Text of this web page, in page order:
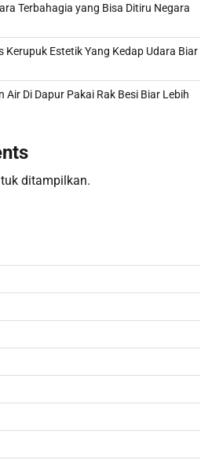
Terbahagia yang Bisa Ditiru Negara
Kerupuk Estetik Yang Kedap Udara Biar
Air Di Dapur Pakai Rak Besi Biar Lebih
ditampilkan.